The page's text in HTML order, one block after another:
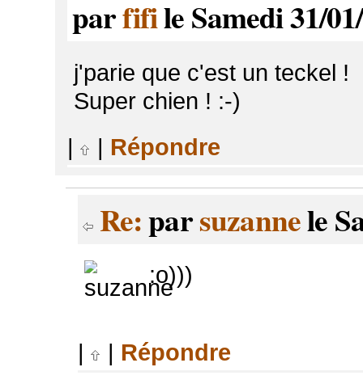
parfifile Samedi 31/
j'parie que c'est un teckel !
Super chien ! :-)
|
| Répondre
Re:parsuzannele
:o)))
| | Répondre